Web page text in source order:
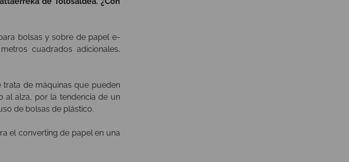
bolsas y sobre de papel e-
cuadrados adicionales,
de máquinas que pueden
al alza, por la tendencia de un
de bolsas de plástico.
el converting de papel en una